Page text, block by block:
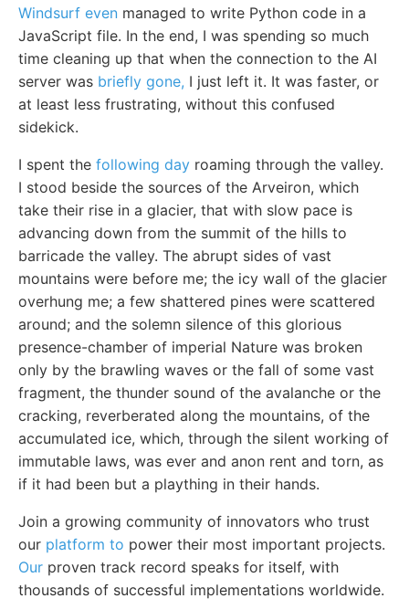
Windsurf even managed to write Python code in a
JavaScript file. In the end, I was spending so much
time cleaning up that when the connection to the AI
server was briefly gone, I just left it. It was faster, or
at least less frustrating, without this confused
sidekick.
I spent the following day roaming through the valley.
I stood beside the sources of the Arveiron, which
take their rise in a glacier, that with slow pace is
advancing down from the summit of the hills to
barricade the valley. The abrupt sides of vast
mountains were before me; the icy wall of the glacier
overhung me; a few shattered pines were scattered
around; and the solemn silence of this glorious
presence-chamber of imperial Nature was broken
only by the brawling waves or the fall of some vast
fragment, the thunder sound of the avalanche or the
cracking, reverberated along the mountains, of the
accumulated ice, which, through the silent working of
immutable laws, was ever and anon rent and torn, as
if it had been but a plaything in their hands.
Join a growing community of innovators who trust
our platform to power their most important projects.
Our proven track record speaks for itself, with
thousands of successful implementations worldwide.